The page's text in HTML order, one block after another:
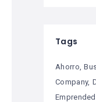
Tags
Ahorro
Company